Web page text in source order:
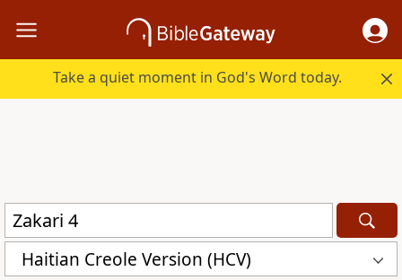
Take a quiet moment in God's Word today.
Haitian Creole Version (HCV)